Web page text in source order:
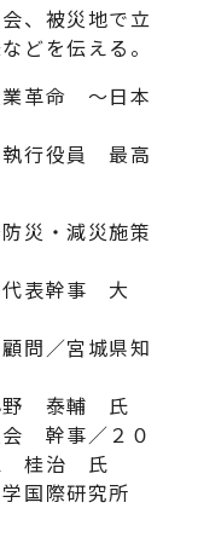
、被災地で立
どを伝える。
革命 ～日本
役員 最高
災・減災施策
幹事 大
／宮城県知
泰輔 氏
事／２０
桂治 氏
研究所